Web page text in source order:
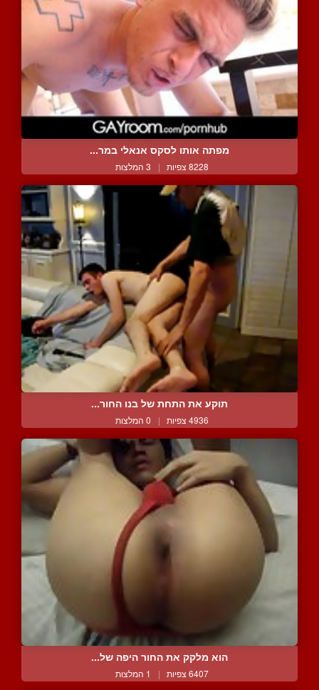
מפתה אותו לסקס אנאלי במר...
8228 צפיות | 3 המלצות
תוקע את התחת של בנו החור...
4936 צפיות | 0 המלצות
הוא מלקק את החור היפה של...
6407 צפיות | 1 המלצות